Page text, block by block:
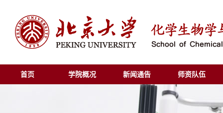
首页 学院概况 新闻通告 师资队伍